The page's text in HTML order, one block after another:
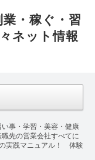
・稼ぐ・習
ネット情報
事・学習・美容・健康
先の営業会社すべてに
実践マニュアル！ 体験